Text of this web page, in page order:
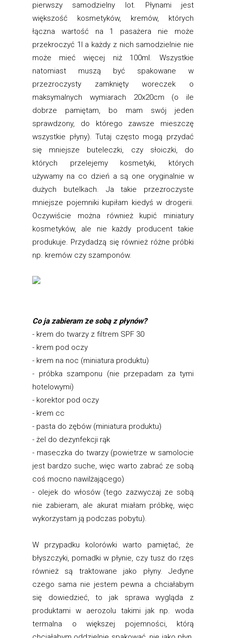
pierwszy samodzielny lot. Płynami jest
większość kosmetyków, kremów, których
łączna wartość na 1 pasażera nie może
przekroczyć 1l a każdy z nich samodzielnie nie
może mieć więcej niż 100ml. Wszystkie
natomiast muszą być spakowane w
przezroczysty zamknięty woreczek o
maksymalnych wymiarach 20x20cm (o ile
dobrze pamiętam, bo mam swój jeden
sprawdzony, do którego zawsze mieszczę
wszystkie płyny). Tutaj często mogą przydać
się mniejsze buteleczki, czy słoiczki, do
których przelejemy kosmetyki, których
używamy na co dzień a są one oryginalnie w
dużych butelkach. Ja takie przezroczyste
mniejsze pojemniki kupiłam kiedyś w drogerii.
Oczywiście można również kupić miniatury
kosmetyków, ale nie każdy producent takie
produkuje. Przydadzą się również różne próbki
np. kremów czy szamponów.
Co ja zabieram ze sobą z płynów?
- krem do twarzy z filtrem SPF 30
- krem pod oczy
- krem na noc (miniatura produktu)
- próbka szamponu (nie przepadam za tymi
hotelowymi)
- korektor pod oczy
- krem cc
- pasta do zębów (miniatura produktu)
- żel do dezynfekcji rąk
- maseczka do twarzy (powietrze w samolocie
jest bardzo suche, więc warto zabrać ze sobą
coś mocno nawilżającego)
- olejek do włosów (tego zazwyczaj ze sobą
nie zabieram, ale akurat miałam próbkę, więc
wykorzystam ją podczas pobytu).
W przypadku kolorówki warto pamiętać, że
błyszczyki, pomadki w płynie, czy tusz do rzęs
również są traktowane jako płyny. Jedyne
czego sama nie jestem pewna a chciałabym
się dowiedzieć, to jak sprawa wygląda z
produktami w aerozolu takimi jak np. woda
termalna o większej pojemności, którą